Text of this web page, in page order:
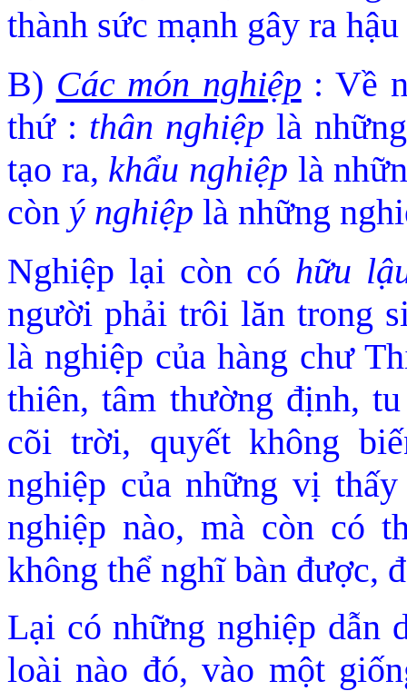
thành sức mạnh gây ra
B) Các món nghiệp : Về
thứ : thân nghiệplà
tạo ra, khẩu nghiệp là
còn ý nghiệp là những
Nghiệp lại còn có hữu
người phải trôi lăn trong
là nghiệp của hàng chư
thiên, tâm thường định,
cõi trời, quyết không
nghiệp của những vị
nghiệp nào, mà còn có
không thể nghĩ bàn được,
Lại có những nghiệp dẫn
loài nào đó, vào một